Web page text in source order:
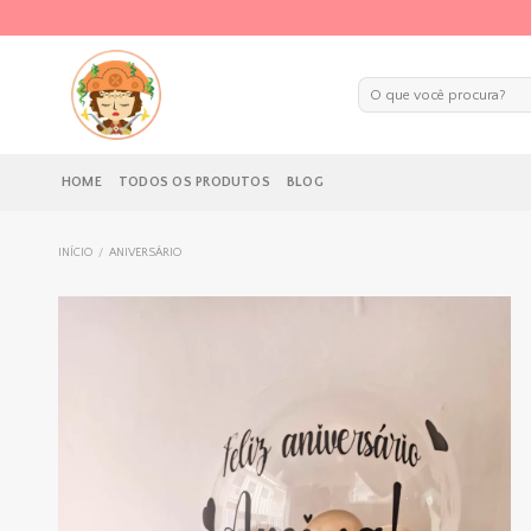
to
Pesquisar
por:
HOME TODOS OS PRODUTOS BLOG
INÍCIO / ANIVERSÁRIO